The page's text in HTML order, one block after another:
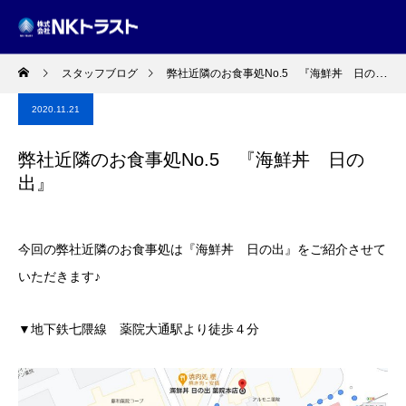
スタッフブログ 弊社近隣のお食事処No.5 『海鮮丼 日の出』
2020.11.21
弊社近隣のお食事処No.5 『海鮮丼 日の
出』
今回の弊社近隣のお食事処は『海鮮丼 日の出』をご紹介させて
いただきます♪
▼地下鉄七隈線 薬院大通駅より徒歩４分